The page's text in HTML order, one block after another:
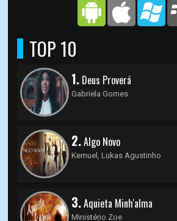
TOP 10
1. Deus Proverá
Gabriela Gomes
2.Algo Novo
Kemuel, Lukas Agustinho
3.Aquieta Minh'alma
Ministério Zoe